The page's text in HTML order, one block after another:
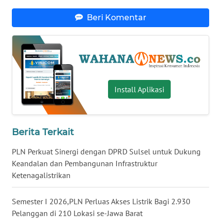
Beri Komentar
Install Aplikasi
Berita Terkait
PLN Perkuat Sinergi dengan DPRD Sulsel untuk Dukung
Keandalan dan Pembangunan Infrastruktur
Ketenagalistrikan
Semester I 2026,PLN Perluas Akses Listrik Bagi 2.930
Pelanggan di 210 Lokasi se-Jawa Barat
WN
SUMBAR
WN
SUMSEL
BENGKULU
WN
LAMPUNG
JATENG